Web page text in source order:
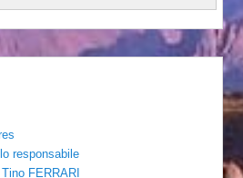
responsabile
FERRARI